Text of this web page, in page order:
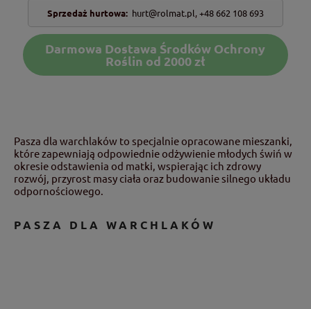
Sprzedaż hurtowa: hurt@rolmat.pl,+48 662 108 693
Darmowa Dostawa Środków Ochrony
Roślin od 2000 zł
Pasza dla warchlaków to specjalnie opracowane mieszanki,
które zapewniają odpowiednie odżywienie młodych świń w
okresie odstawienia od matki, wspierając ich zdrowy
rozwój, przyrost masy ciała oraz budowanie silnego układu
odpornościowego.
PASZA DLA WARCHLAKÓW